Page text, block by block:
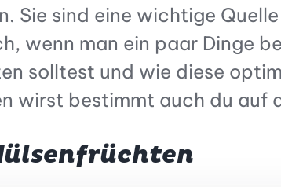
Sie sind eine wichtige
wenn man ein paar Dinge
solltest und wie diese
wirst bestimmt auch du auf